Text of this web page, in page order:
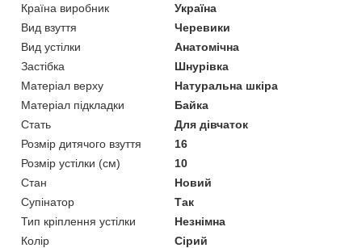
Країна виробник
Україна
Вид взуття
Черевики
Вид устілки
Анатомічна
Застібка
Шнурівка
Матеріал верху
Натуральна шкіра
Матеріал підкладки
Байка
Стать
Для дівчаток
Розмір дитячого взуття
16
Розмір устілки (см)
10
Стан
Новий
Супінатор
Так
Тип кріплення устілки
Незнімна
Колір
Сірий